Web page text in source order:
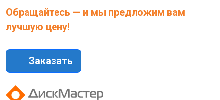
Обращайтесь — и мы предложим вам
лучшую цену!
Заказать